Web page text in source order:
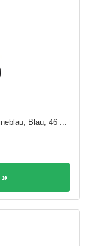
Blau, 46 ...